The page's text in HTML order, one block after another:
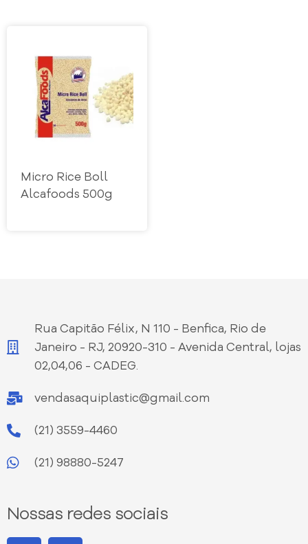
Micro Rice Boll
Alcafoods 500g
Rua Capitão Félix, N 110 - Benfica, Rio de
Janeiro - RJ, 20920-310 - Avenida Central, lojas
02,04,06 - CADEG.
vendasaquiplastic@gmail.com
(21) 3559-4460
(21) 98880-5247
Nossas redes sociais